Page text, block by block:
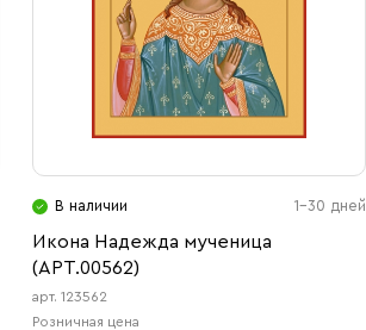
В наличии 1-30 дней
Икона Надежда мученица
(АРТ.00562)
арт. 123562
Розничная цена